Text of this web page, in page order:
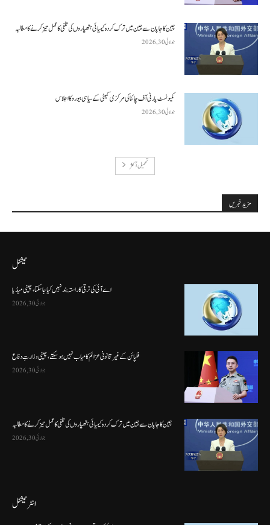
چین کا جاپان سے چین میں ترک کردہ کیمیائی ہتھیاروں کی تلفی کا عمل تیز کرنے کا مطالبہ
جولائی 30, 2026
کمیونسٹ پارٹی آف چائنا کی مرکزی کمیٹی کے سیاسی بیورو کا اجلاس
جولائی 30, 2026
تحميل أكثر
مزید خبریں
نیشنل
اے آئی کی ترقی کا راستہ بند نہیں کیا جا سکتا، چینی میڈیا
جولائی 30, 2026
فلپائن کے غیر قانونی عزائم کامیاب نہیں ہو سکتے ، چینی وزارتِ دفاع
جولائی 30, 2026
چین کا جاپان سے چین میں ترک کردہ کیمیائی ہتھیاروں کی تلفی کا عمل تیز کرنے کا مطالبہ
جولائی 30, 2026
انٹرنیشنل